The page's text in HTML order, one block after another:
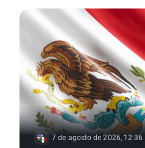
7 de agosto de 2026, 12:36